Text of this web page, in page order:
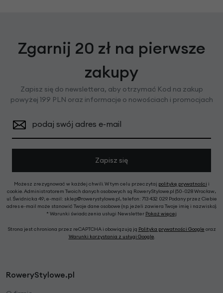
Zgarnij 20 zł na pierwsze
zakupy
Zapisz się do newslettera, aby otrzymać Kod na zakup
powyżej 199 PLN oraz informacje o nowościach i promocjach
podaj swój adres e-mail
Zapisz się
Możesz zrezygnować w każdej chwili. W tym celu przeczytaj politykę prywatności i
cookie. Administratorem Twoich danych osobowych są RoweryStylowe.pl (50-028 Wrocław,
ul. Świdnicka 49; e-mail: sklep@rowerystylowe.pl, telefon: 713 432 029. Podany przez Ciebie
adres e-mail może stanowić Twoje dane osobowe (np. jeżeli zawiera Twoje imię i nazwisko).
* Warunki świadczenia usługi Newsletter Pokaż więcej
Strona jest chroniona przez reCAPTCHA i obowiązują ją Polityka prywatności Google oraz
Warunki korzystania z usługi Google.
RoweryStylowe.pl